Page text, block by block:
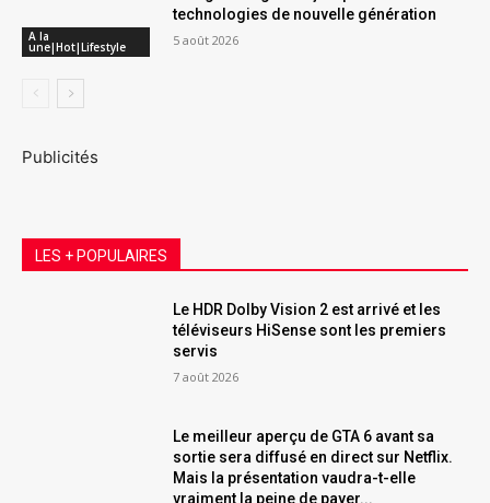
A la
une|Hot|Lifestyle
technologies de nouvelle génération
5 août 2026
Publicités
LES + POPULAIRES
Le HDR Dolby Vision 2 est arrivé et les
téléviseurs HiSense sont les premiers
servis
7 août 2026
Le meilleur aperçu de GTA 6 avant sa
sortie sera diffusé en direct sur Netflix.
Mais la présentation vaudra-t-elle
vraiment la peine de payer...